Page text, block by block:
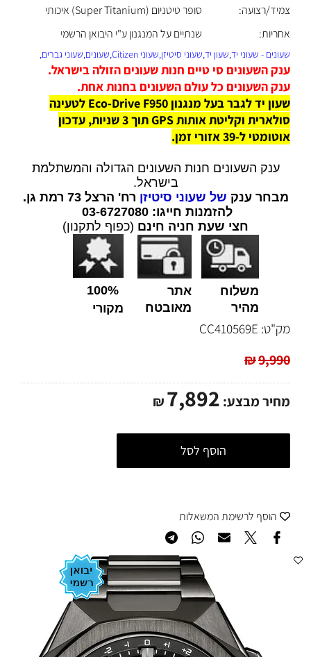
צמיד/רצועה:
סופר טיטניום (Super Titanium) איכותי
אחריות:
שנתיים על המנגנון ע"י היבואן הרשמי
שעונים - שעוני יד,שעון יד,שעוני סיטיזן,שעוני Citizen,שעונים,שעוני גברים,
ענק השעונים סי טיים חנות שעונים הזולה בישראל.
ענק השעונים כל עולם השעונים בחנות אחת.
שעון יד לגבר בעל מנגנון Eco-Drive F950 לטעינה
סולארית וקליטת אותות GPS תוך 3 שניות, עדכון
אוטומטי ל-39 אזורי זמן.
ענק השעונים חנות השעונים הגדולה והמשתלמת
בישראל.
מבחר ענק של שעוני סיטיזן רח' הרצל 73 רמת גן.
להזמנות חייגו: 03-6727080
חצי שעת חניה חינם (כפוף לתקנון)
משלוח
מהיר
אתר
מאובטח
100%
מקורי
מק"ט: CC410569E
₪9,990
מחיר מבצע: ₪7,892
הוסף לסל
הוסף לרשימת המשאלות